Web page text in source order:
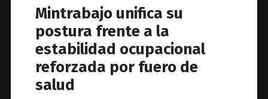
Mintrabajo unifica su
postura frente a la
estabilidad ocupacional
reforzada por fuero de
salud